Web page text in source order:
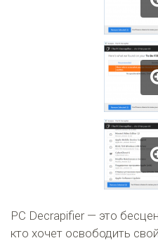
PC Decrapifier — это
кто хочет освободить